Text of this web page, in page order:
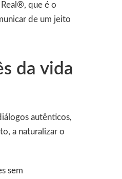
que é o
de um jeito
da vida
autênticos,
a naturalizar o
sem